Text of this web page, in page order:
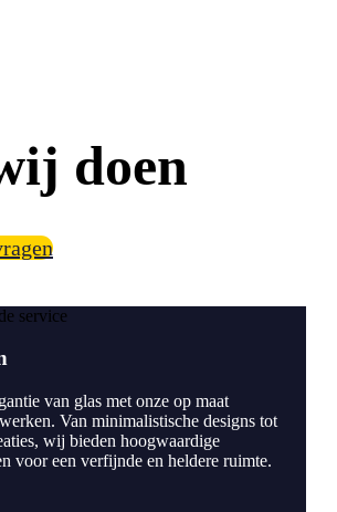
doen
van glas met onze op maat
Van minimalistische designs tot
wij bieden hoogwaardige
voor een verfijnde en heldere ruimte.